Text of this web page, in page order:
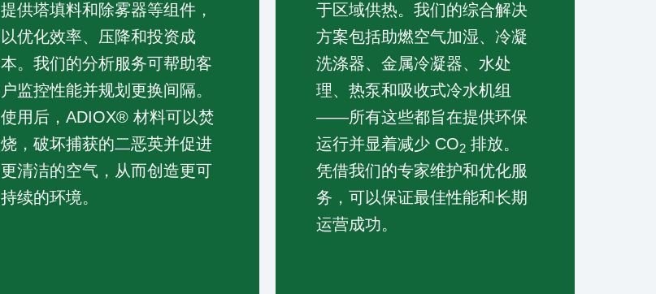
提供塔填料和除雾器等组件，
以优化效率、压降和投资成
本。我们的分析服务可帮助客
户监控性能并规划更换间隔。
使用后，ADIOX® 材料可以焚
烧，破坏捕获的二恶英并促进
更清洁的空气，从而创造更可
持续的环境。
于区域供热。我们的综合解决
方案包括助燃空气加湿、冷凝
洗涤器、金属冷凝器、水处
理、热泵和吸收式冷水机组
——所有这些都旨在提供环保
运行并显着减少 CO2 排放。
凭借我们的专家维护和优化服
务，可以保证最佳性能和长期
运营成功。